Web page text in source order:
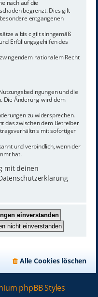
nach auf die
begrenzt. Dies gilt
entgangenen
a bis c gilt sinngemäß
Erfüllungsgehilfen des
nationalem Recht
und die
Die Änderung wird dem
zu widersprechen.
das zwischen dem Betreiber
mit sofortiger
und verbindlich, wenn der
hat.
mit deinen
Alle Cookies löschen
phpBB Styles